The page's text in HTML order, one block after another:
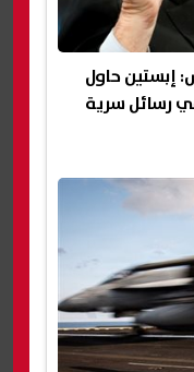
إبستين حاول
رسائل سرية